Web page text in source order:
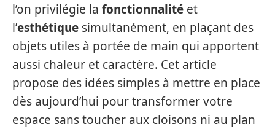
l’on privilégie la fonctionnalité et
l’esthétique simultanément, en plaçant des
objets utiles à portée de main qui apportent
aussi chaleur et caractère. Cet article
propose des idées simples à mettre en place
dès aujourd’hui pour transformer votre
espace sans toucher aux cloisons ni au plan